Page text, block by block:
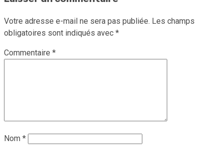
Votre adresse e-mail ne sera pas publiée. Les champs
obligatoires sont indiqués avec *
Commentaire *
Nom *